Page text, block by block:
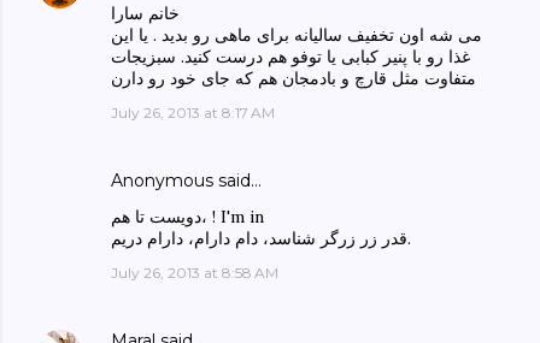
خانم سارا
می شه اون تخفیف سالیانه برای ماهی رو بدید . یا این
غذا رو با پنیر کبابی یا توفو هم درست کنید. سبزیجات
متفاوت مثل قارچ و بادمجان هم که جای خود رو دارن
July 26, 2013 at 8:17 AM
Anonymous said…
دویست تا هم، ! I'm in
قدر زر زرگر شناسد، دام دارام، دارام دریم.
July 26, 2013 at 8:58 AM